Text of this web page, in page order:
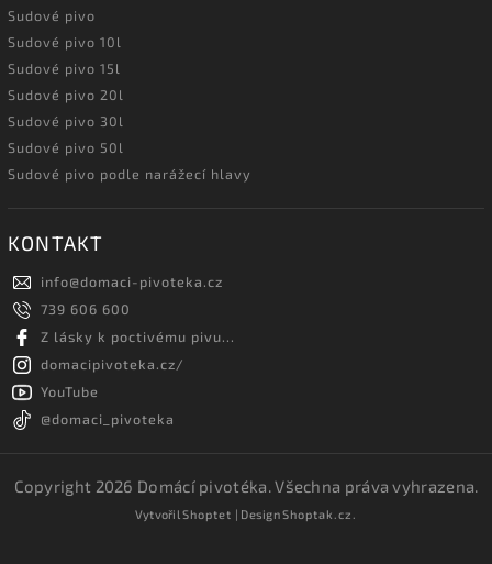
Sudové pivo
Sudové pivo 10l
Sudové pivo 15l
Sudové pivo 20l
Sudové pivo 30l
Sudové pivo 50l
Sudové pivo podle narážecí hlavy
KONTAKT
info@domaci-pivoteka.cz
739 606 600
Z lásky k poctivému pivu...
domacipivoteka.cz/
YouTube
@domaci_pivoteka
Copyright 2026 Domácí pivotéka. Všechna práva vyhrazena.
VytvořilShoptet | DesignShoptak.cz.